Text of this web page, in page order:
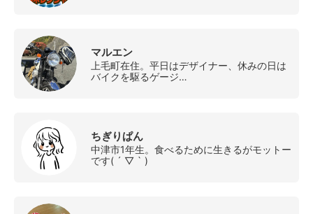
マルエン
上毛町在住。平日はデザイナー、休みの日は
バイクを駆るゲージ…
ちぎりぱん
中津市1年生。食べるために生きるがモットー
です( ´ ▽ ` )